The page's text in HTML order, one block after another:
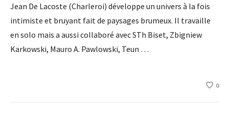
Jean De Lacoste (Charleroi) développe un univers à la fois
intimiste et bruyant fait de paysages brumeux. Il travaille
en solo mais a aussi collaboré avec STh Biset, Zbigniew
Karkowski, Mauro A. Pawlowski, Teun …
0